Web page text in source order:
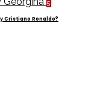
5
Cristiano Ronaldo?